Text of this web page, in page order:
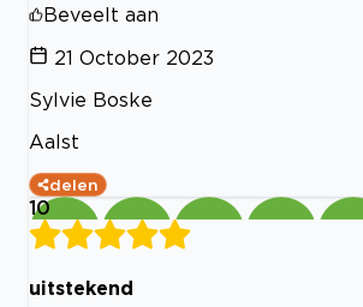
Beveelt aan
21 October 2023
Sylvie Boske
Aalst
delen
10
uitstekend